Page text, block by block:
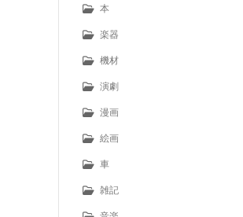
本
楽器
機材
演劇
漫画
絵画
車
雑記